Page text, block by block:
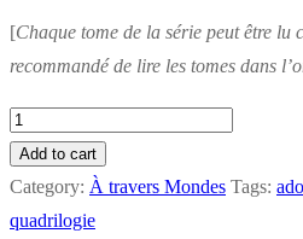
[Chaque tome de la série peut être lu
recommandé de lire les tomes dans
Myrta
-
Tome
3
Add to cart
Category: À travers Mondes Tags:
quadrilogie